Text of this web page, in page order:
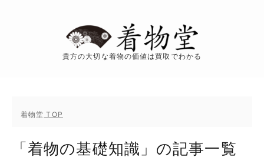
貴方の大切な着物の価値は買取でわかる
着物堂 TOP
「着物の基礎知識」の記事一覧